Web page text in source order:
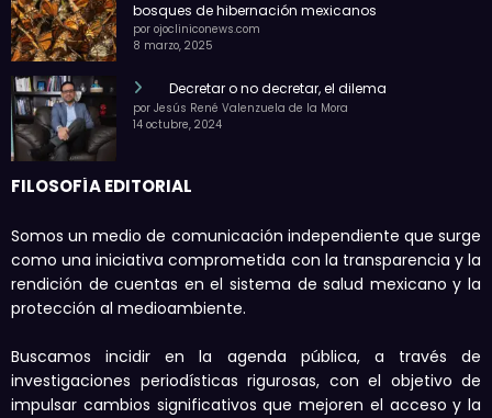
bosques de hibernación mexicanos
por ojocliniconews.com
8 marzo, 2025
Decretar o no decretar, el dilema
por Jesús René Valenzuela de la Mora
14 octubre, 2024
FILOSOFÍA EDITORIAL
Somos un medio de comunicación independiente que surge
como una iniciativa comprometida con la transparencia y la
rendición de cuentas en el sistema de salud mexicano y la
protección al medioambiente.
Buscamos incidir en la agenda pública, a través de
investigaciones periodísticas rigurosas, con el objetivo de
impulsar cambios significativos que mejoren el acceso y la